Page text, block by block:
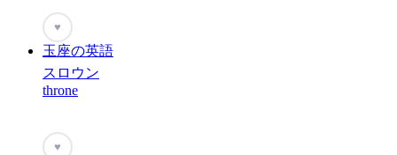
♥
玉座の英語
スロウン
throne
♥